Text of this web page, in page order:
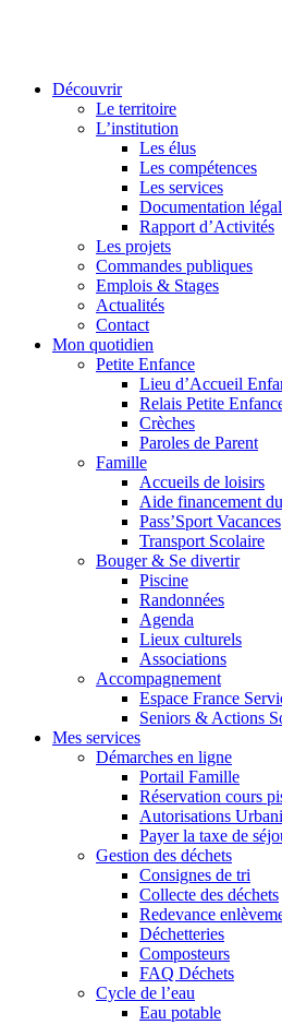
Découvrir
Le territoire
L’institution
Les élus
Les compétences
Les services
Documentation
Rapport d’Activités
Les projets
Commandes publiques
Emplois & Stages
Actualités
Contact
Mon quotidien
Petite Enfance
Lieu d’Accueil
Relais Petite
Crèches
Paroles de Parent
Famille
Accueils de loisirs
Aide financement
Pass’Sport Vacances
Transport Scolaire
Bouger & Se divertir
Piscine
Randonnées
Agenda
Lieux culturels
Associations
Accompagnement
Espace France
Seniors & Actions
Mes services
Démarches en ligne
Portail Famille
Réservation cours
Autorisations
Payer la taxe de
Gestion des déchets
Consignes de tri
Collecte des déchets
Redevance
Déchetteries
Composteurs
FAQ Déchets
Cycle de l’eau
Eau potable